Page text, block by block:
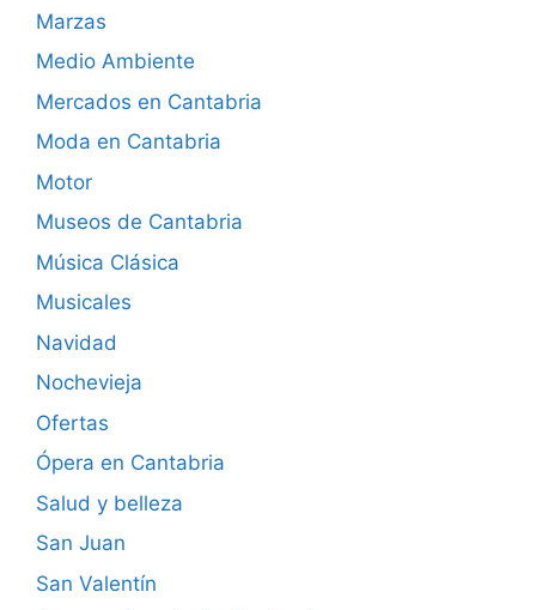
Marzas
Medio Ambiente
Mercados en Cantabria
Moda en Cantabria
Motor
Museos de Cantabria
Música Clásica
Musicales
Navidad
Nochevieja
Ofertas
Ópera en Cantabria
Salud y belleza
San Juan
San Valentín